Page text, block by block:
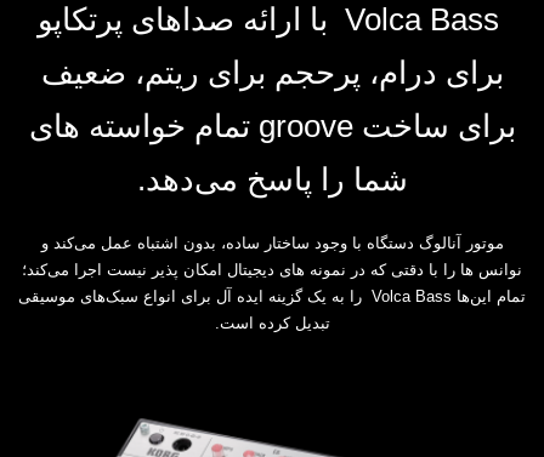
Volca Bass ‎ با ارائه‌ صداهای پرتکاپو
برای درام، پرحجم برای ریتم، ضعیف
برای ساخت‎ groove ‎تمام خواسته های
شما را پاسخ می‌دهد‎.‎
موتور آنالوگ دستگاه با وجود ساختار ساده، بدون اشتباه عمل می‌کند و
نوانس ها را با دقتی که در نمونه های ‏دیجیتال امکان پذیر نیست اجرا می‌کند؛
تمام این‌ها‎Volca Bass ‎ را به یک گزینه ایده آل برای انواع ‏سبک‌های موسیقی
تبدیل کرده است‎.‎